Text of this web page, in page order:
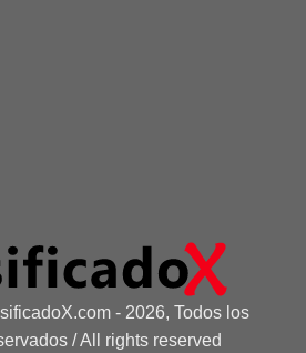
- 2026, Todos los
/ All rights reserved